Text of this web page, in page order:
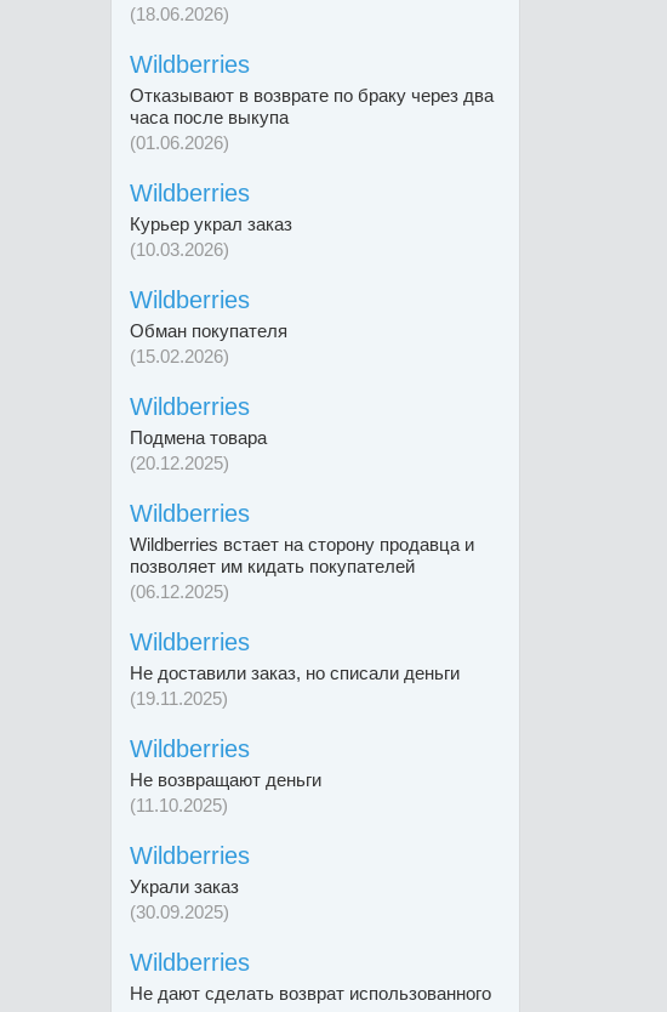
(18.06.2026)
Wildberries
Отказывают в возврате по браку через два
часа после выкупа
(01.06.2026)
Wildberries
Курьер украл заказ
(10.03.2026)
Wildberries
Обман покупателя
(15.02.2026)
Wildberries
Подмена товара
(20.12.2025)
Wildberries
Wildberries встает на сторону продавца и
позволяет им кидать покупателей
(06.12.2025)
Wildberries
Не доставили заказ, но списали деньги
(19.11.2025)
Wildberries
Не возвращают деньги
(11.10.2025)
Wildberries
Украли заказ
(30.09.2025)
Wildberries
Не дают сделать возврат использованного